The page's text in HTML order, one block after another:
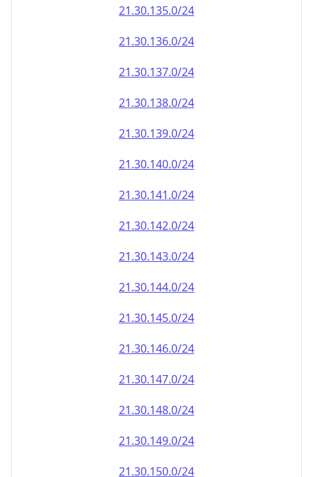
21.30.135.0/24
21.30.136.0/24
21.30.137.0/24
21.30.138.0/24
21.30.139.0/24
21.30.140.0/24
21.30.141.0/24
21.30.142.0/24
21.30.143.0/24
21.30.144.0/24
21.30.145.0/24
21.30.146.0/24
21.30.147.0/24
21.30.148.0/24
21.30.149.0/24
21.30.150.0/24